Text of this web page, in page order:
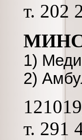
т. 202
1)
2)
т. 291